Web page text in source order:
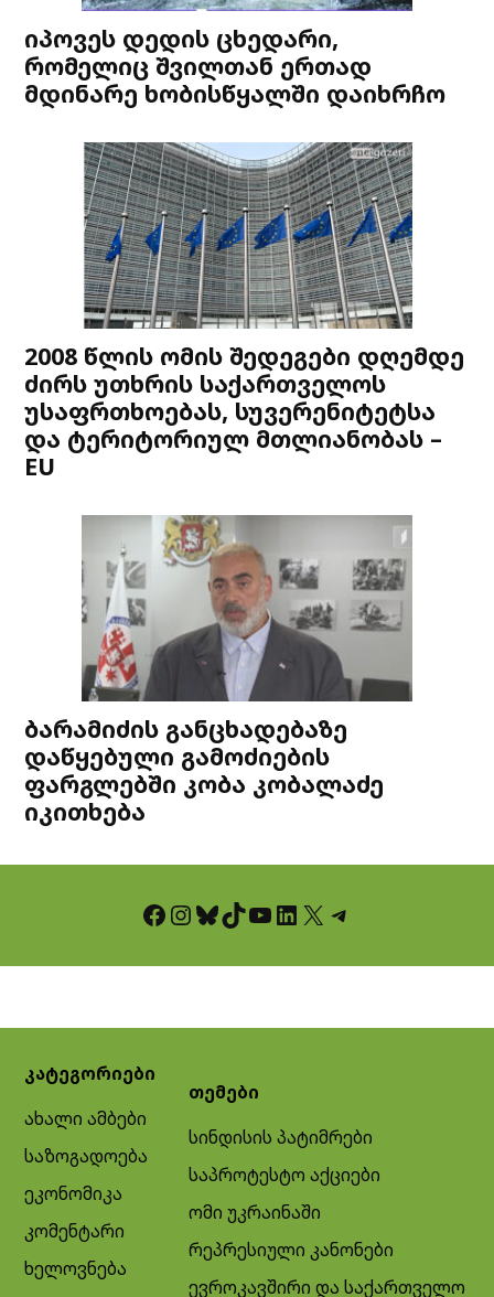
იპოვეს დედის ცხედარი,
რომელიც შვილთან ერთად
მდინარე ხობისწყალში დაიხრჩო
2008 წლის ომის შედეგები დღემდე
ძირს უთხრის საქართველოს
უსაფრთხოებას, სუვერენიტეტსა
და ტერიტორიულ მთლიანობას –
EU
ბარამიძის განცხადებაზე
დაწყებული გამოძიების
ფარგლებში კობა კობალაძე
იკითხება
Facebook InstagramBluesky TikTok YouTube LinkedIn X Telegram
კატეგორიები
ახალი ამბები
საზოგადოება
ეკონომიკა
კომენტარი
ხელოვნება
თემები
სინდისის პატიმრები
საპროტესტო აქციები
ომი უკრაინაში
რეპრესიული კანონები
ევროკავშირი და საქართველო